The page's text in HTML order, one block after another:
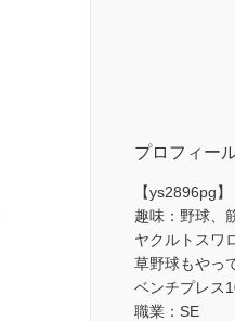
プロフィー
【ys2896pg】
趣味：野球、
ヤクルトスワ
草野球もやっ
ベンチプレス
職業：SE